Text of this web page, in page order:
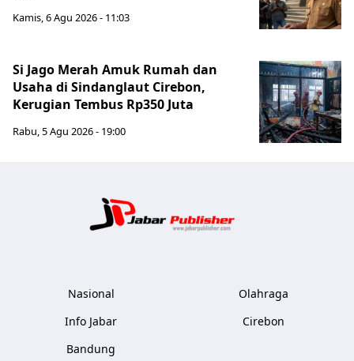
Kamis, 6 Agu 2026 - 11:03
Si Jago Merah Amuk Rumah dan
Usaha di Sindanglaut Cirebon,
Kerugian Tembus Rp350 Juta
Rabu, 5 Agu 2026 - 19:00
Nasional
Info Jabar
Bandung
Olahraga
Cirebon